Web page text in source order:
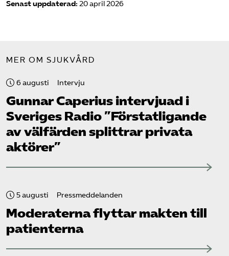
Senast uppdaterad: 20 april 2026
MER OM SJUKVÅRD
6 augusti Intervju
Gunnar Caperius intervjuad i
Sveriges Radio ”Förstatligande
av välfärden splittrar privata
aktörer”
5 augusti Pressmeddelanden
Moderaterna flyttar makten till
patienterna